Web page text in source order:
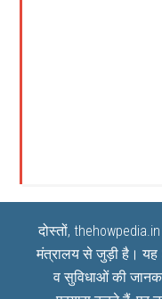
दोस्तों,
मंत्रालय से जुड़ी है। यह
व सुविधाओं की